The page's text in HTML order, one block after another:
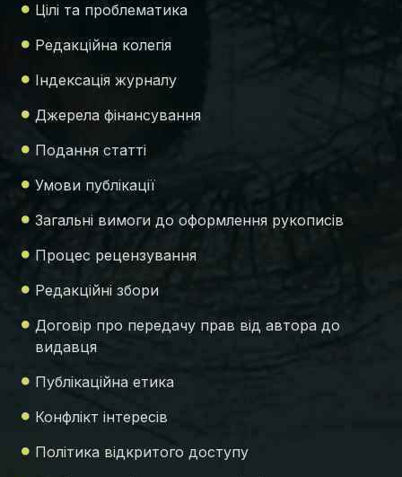
Цілі та проблематика
Редакційна колегія
Індексація журналу
Джерела фінансування
Подання статті
Умови публікації
Загальні вимоги до оформлення рукописів
Процес рецензування
Редакційні збори
Договір про передачу прав від автора до
видавця
Публікаційна етика
Конфлікт інтересів
Політика відкритого доступу